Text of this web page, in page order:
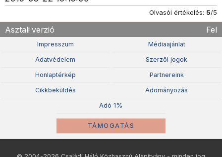
Olvasói értékelés: 5/5
Asztali verzió Fel
Impresszum Médiaajánlat
Adatvédelem Szerzõi jogok
Honlaptérkép Partnereink
Cikkbeküldés Adományozás
Adó 1%
TÁMOGATÁS